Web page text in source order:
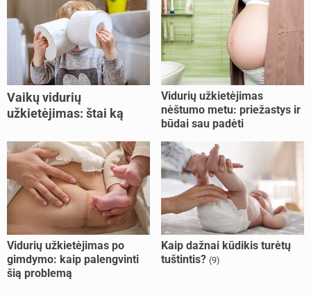
Vaikų vidurių
užkietėjimas: štai ką
Vidurių užkietėjimas
nėštumo metu: priežastys ir
būdai sau padėti
Vidurių užkietėjimas po
gimdymo: kaip palengvinti
šią problemą
Kaip dažnai kūdikis turėtų
tuštintis? (9)